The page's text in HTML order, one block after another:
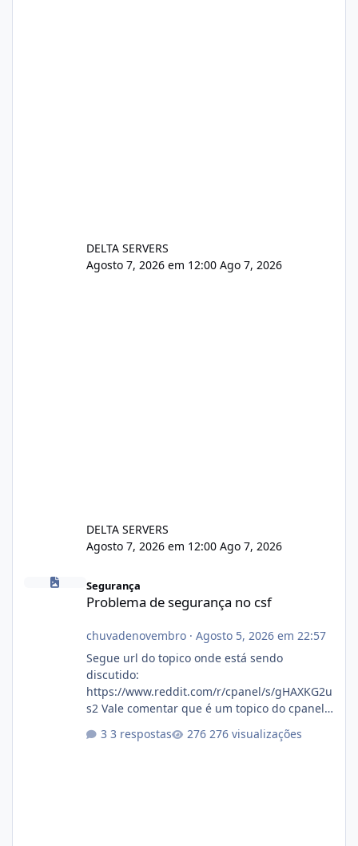
DELTA SERVERS
Agosto 7, 2026 em 12:00 Ago 7, 2026
DELTA SERVERS
Agosto 7, 2026 em 12:00 Ago 7, 2026
Problema de segurança no csf
Segurança
Problema de segurança no csf
chuvadenovembro· Agosto 5, 2026 em 22:57
Segue url do topico onde está sendo
discutido:
https://www.reddit.com/r/cpanel/s/gHAXKG2u
s2 Vale comentar que é um topico do cpanel...
3 respostas 276 visualizações